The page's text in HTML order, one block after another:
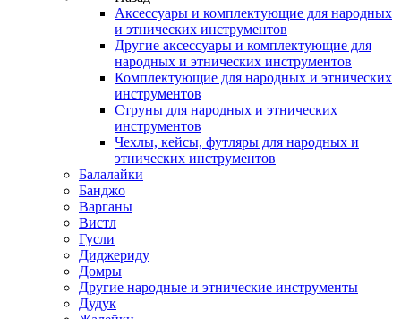
Аксессуары и комплектующие для народных
и этнических инструментов
Другие аксессуары и комплектующие для
народных и этнических инструментов
Комплектующие для народных и этнических
инструментов
Струны для народных и этнических
инструментов
Чехлы, кейсы, футляры для народных и
этнических инструментов
Балалайки
Банджо
Варганы
Вистл
Гусли
Диджериду
Домры
Другие народные и этнические инструменты
Дудук